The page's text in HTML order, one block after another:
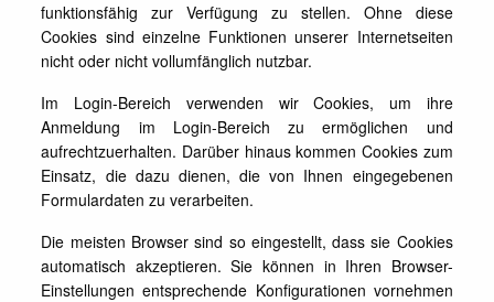
funktionsfähig zur Verfügung zu stellen. Ohne diese
Cookies sind einzelne Funktionen unserer Internetseiten
nicht oder nicht vollumfänglich nutzbar.
Im Login-Bereich verwenden wir Cookies, um ihre
Anmeldung im Login-Bereich zu ermöglichen und
aufrechtzuerhalten. Darüber hinaus kommen Cookies zum
Einsatz, die dazu dienen, die von Ihnen eingegebenen
Formulardaten zu verarbeiten.
Die meisten Browser sind so eingestellt, dass sie Cookies
automatisch akzeptieren. Sie können in Ihren Browser-
Einstellungen entsprechende Konfigurationen vornehmen